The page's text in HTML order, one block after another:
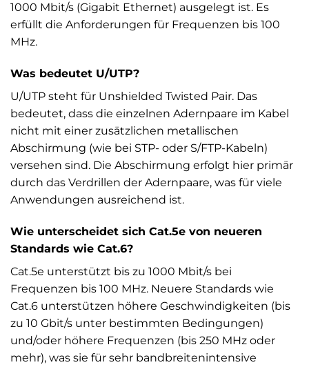
1000 Mbit/s (Gigabit Ethernet) ausgelegt ist. Es
erfüllt die Anforderungen für Frequenzen bis 100
MHz.
Was bedeutet U/UTP?
U/UTP steht für Unshielded Twisted Pair. Das
bedeutet, dass die einzelnen Adernpaare im Kabel
nicht mit einer zusätzlichen metallischen
Abschirmung (wie bei STP- oder S/FTP-Kabeln)
versehen sind. Die Abschirmung erfolgt hier primär
durch das Verdrillen der Adernpaare, was für viele
Anwendungen ausreichend ist.
Wie unterscheidet sich Cat.5e von neueren
Standards wie Cat.6?
Cat.5e unterstützt bis zu 1000 Mbit/s bei
Frequenzen bis 100 MHz. Neuere Standards wie
Cat.6 unterstützen höhere Geschwindigkeiten (bis
zu 10 Gbit/s unter bestimmten Bedingungen)
und/oder höhere Frequenzen (bis 250 MHz oder
mehr), was sie für sehr bandbreitenintensive